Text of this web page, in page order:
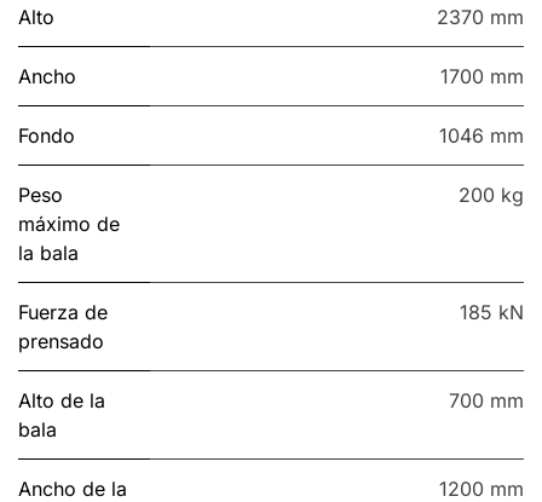
Alto 2370 mm
Ancho 1700 mm
Fondo 1046 mm
Peso
máximo de
la bala
200 kg
Fuerza de
prensado
185 kN
Alto de la
bala
700 mm
Ancho de la
1200 mm